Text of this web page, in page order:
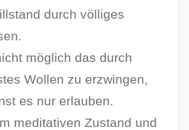
durch völliges
möglich das durch
Wollen zu erzwingen,
es nur erlauben.
meditativen Zustand und